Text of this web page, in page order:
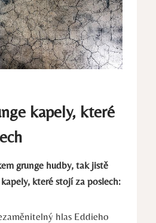
kapely, které
grunge​ hudby, tak jistě
​které stojí za ‌poslech:
hlas ⁤Eddieho